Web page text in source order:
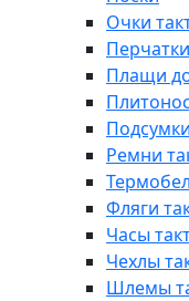
Очки
Плащи
Ремни
Фляги
Часы
Чехлы
Шлемы